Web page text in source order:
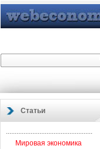
Статьи
.................................................
Мировая экономика